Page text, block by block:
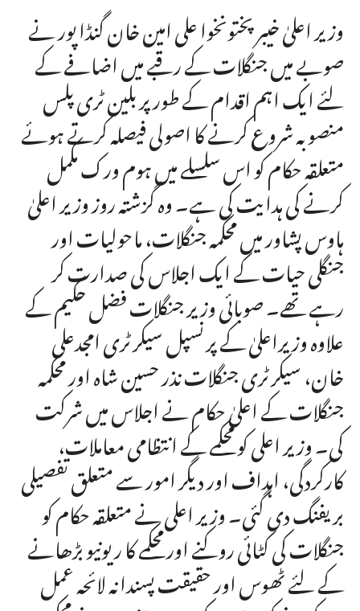
وزیر اعلیٰ خیبر پختونخوا علی امین خان گنڈا پور نے
صوبے میں جنگلات کے رقبے میں اضافے کے
لئے ایک اہم اقدام کے طور پر بلین ٹری پلس
منصوبہ شروع کرنے کا اصولی فیصلہ کرتے ہوئے
متعلقہ حکام کو اس سلسلے میں ہوم ورک مکمل
کرنے کی ہدایت کی ہے۔ وہ گزشتہ روز وزیر اعلیٰ
ہاوس پشاور میں محکمہ جنگلات، ماحولیات اور
جنگلی حیات کے ایک اجلاس کی صدارت کر
رہے تھے۔ صوبائی وزیر جنگلات فضل حکیم کے
علاوہ وزیراعلیٰ کے پرنسپل سیکرٹری امجدعلی
خان، سیکرٹری جنگلات نذر حسین شاہ اور محکمہ
جنگلات کے اعلیٰ حکام نے اجلاس میں شرکت
کی۔ وزیر اعلی کو محکمے کے انتظامی معاملات،
کارکردگی، اہداف اور دیگر امور سے متعلق تفصیلی
بریفنگ دی گئی۔ وزیر اعلی نے متعلقہ حکام کو
جنگلات کی کٹائی روکنے اور محکمے کا ریونیو بڑھانے
کے لئے ٹھوس اور حقیقت پسندانہ لائحہ عمل